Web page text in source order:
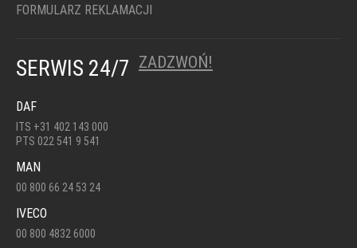
FORMULARZ REKLAMACJI
SERWIS 24/7 ZADZWOŃ!
DAF
ITS +31 402 143 000
PTS 022 541 9 541
MAN
00 800 66 24 53 24
IVECO
00 800 4832 6000